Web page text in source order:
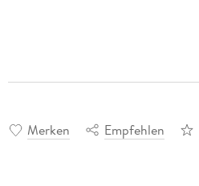
Merken Empfehlen